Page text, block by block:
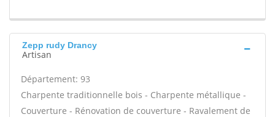
Zepp rudy Drancy
Artisan
Département: 93
Charpente traditionnelle bois - Charpente métallique -
Couverture - Rénovation de couverture - Ravalement de